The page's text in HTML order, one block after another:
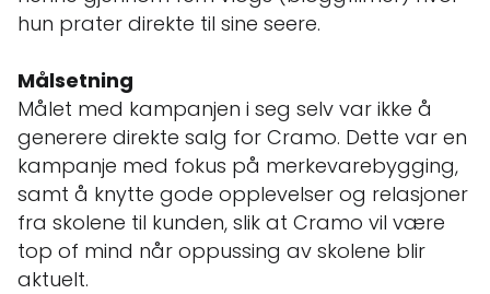
hun prater direkte til sine seere.
Målsetning
Målet med kampanjen i seg selv var ikke å
generere direkte salg for Cramo. Dette var en
kampanje med fokus på merkevarebygging,
samt å knytte gode opplevelser og relasjoner
fra skolene til kunden, slik at Cramo vil være
top of mind når oppussing av skolene blir
aktuelt.